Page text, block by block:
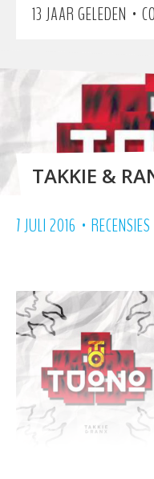
13 JAAR GELEDEN •
TAKKIE &
7 JULI 2016 • RECENSIES